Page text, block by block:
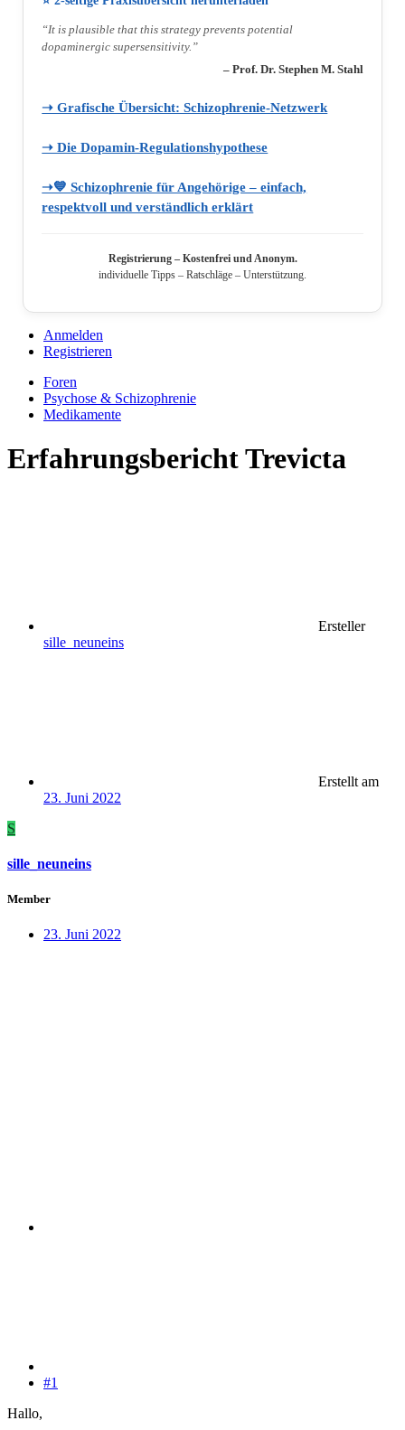
“It is plausible that this strategy prevents potential
dopaminergic supersensitivity.”
– Prof. Dr. Stephen M. Stahl
➝ Grafische Übersicht: Schizophrenie‑Netzwerk
➝ Die Dopamin‑Regulationshypothese
➝💙 Schizophrenie für Angehörige – einfach,
respektvoll und verständlich erklärt
Registrierung – Kostenfrei und Anonym.
individuelle Tipps – Ratschläge – Unterstützung.
Anmelden
Registrieren
Foren
Psychose & Schizophrenie
Medikamente
Erfahrungsbericht Trevicta
Ersteller
sille_neuneins
Erstellt am
23. Juni 2022
S
sille_neuneins
Member
23. Juni 2022
#1
Hallo,